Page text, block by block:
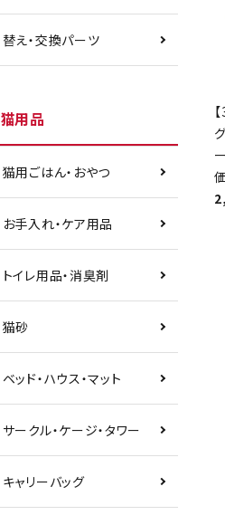
替え・交換パーツ
猫用品
猫用ごはん・おやつ
お手入れ・ケア用品
トイレ用品・消臭剤
猫砂
ベッド・ハウス・マット
サークル・ケージ・タワー
キャリーバッグ